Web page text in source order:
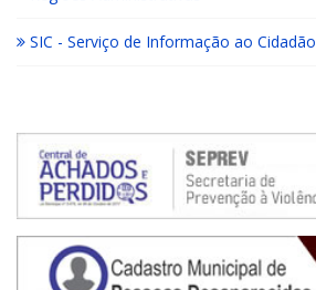
SIC - Serviço de Informação ao Cidadão